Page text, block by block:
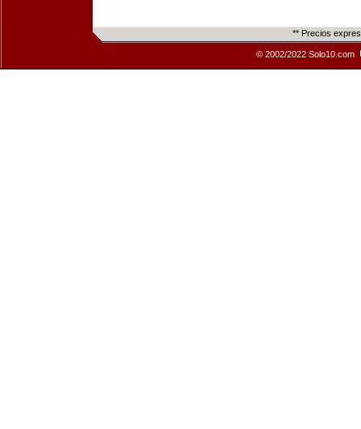
** Precios
© 2002/2022 Solo10.com